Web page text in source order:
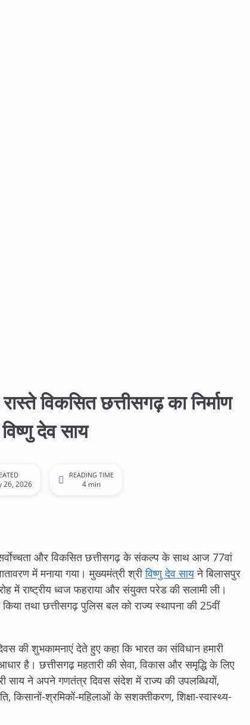
विकसित छत्तीसगढ़ का निर्माण
देव साय
26, 2026
READING TIME
4 min
और विकसित छत्तीसगढ़ के संकल्प के साथ आज 77वां
में मनाया गया। मुख्यमंत्री श्रीविष्णु देव सायने बिलासपुर
में राष्ट्रीय ध्वज फहराया और संयुक्त परेड की सलामी ली।
तथा छत्तीसगढ़ पुलिस बल को राज्य स्थापना की 25वीं
की शुभकामनाएं देते हुए कहा कि भारत का संविधान हमारी
है। छत्तीसगढ़ महतारी की सेवा, विकास और समृद्धि के लिए
साय ने अपने गणतंत्र दिवस संदेश में राज्य की उपलब्धियों,
किसानों-श्रमिकों-महिलाओं के सशक्तीकरण, शिक्षा-स्वास्थ्य-